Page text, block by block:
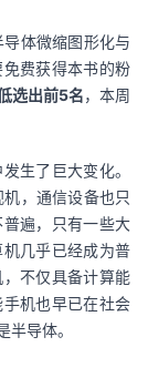
导体微缩图形化与
费获得本书的粉
选出前5名，本周
生了巨大变化。
，通信设备也只
遍，只有一些大
几乎已经成为普
不仅具备计算能
机也早已在社会
导体。